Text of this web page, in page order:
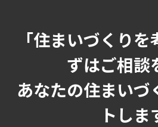
「住まいづくり
ずはご相談
あなたの住まいづ
トしま